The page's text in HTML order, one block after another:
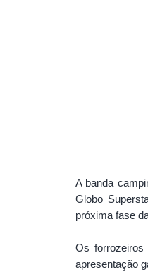
A banda
Globo
próxima fase
Os
apresentação